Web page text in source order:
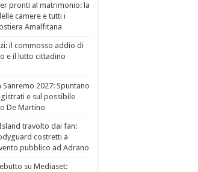
pronti al matrimonio: la
camere e tutti i
Amalfitana
il commosso addio di
e il lutto cittadino
2027: Spuntano
e sul possibile
De Martino
travolto dai fan:
costretti a
pubblico ad Adrano
su Mediaset: